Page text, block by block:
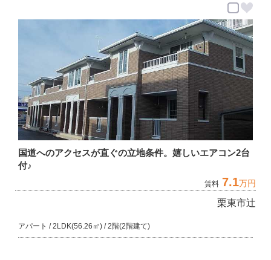
国道へのアクセスが直ぐの立地条件。嬉しいエアコン2台
付♪
栗東市辻
賃料 7.1万円
アパート / 2LDK(56.26㎡) / 2階(2階建て)